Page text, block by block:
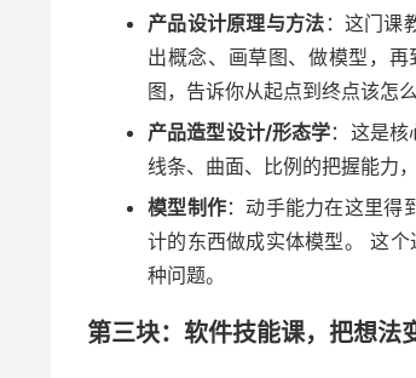
产品设计原理与方法 ：这门课
出概念、画草图、做模型，
图，告诉你从起点到终点该怎么
产品造型设计/形态学：这是
线条、曲面、比例的把握能力
模型制作：动手能力在这里得
计的东西做成实体模型。 这
种问题。
第三块：软件技能课，把想法